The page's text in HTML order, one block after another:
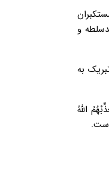
و
به
اللَّهُ